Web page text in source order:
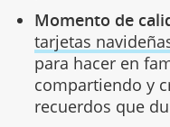
Momento de
tarjetas
para hacer en
compartiendo y
recuerdos que